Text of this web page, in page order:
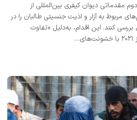
مقدماتی دیوان کیفری بین‌المللی از
مربوط به آزار و اذیت جنسیتی طالبان را در
کنند. این اقدام، به‌دلیل «تفاوت